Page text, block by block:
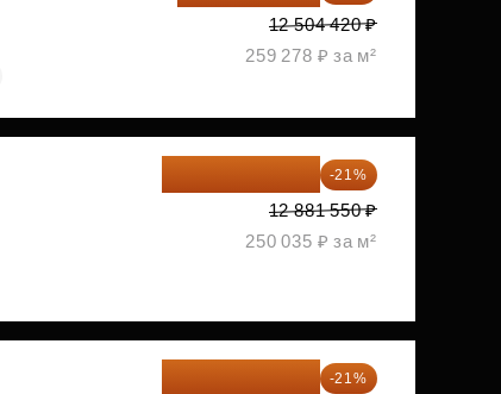
12 504 420 ₽
259 278 ₽ за м²
-21%
12 881 550 ₽
250 035 ₽ за м²
-21%